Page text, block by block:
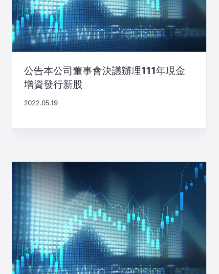
公告本公司董事會決議辦理111年現金
增資發行新股
2022.05.19